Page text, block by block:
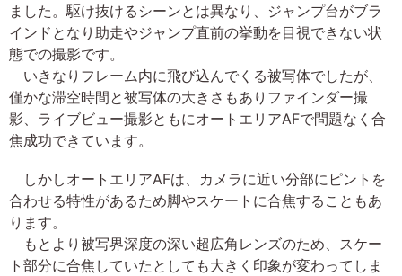
ました。駆け抜けるシーンとは異なり、ジャンプ台がブラ
インドとなり助走やジャンプ直前の挙動を目視できない状
態での撮影です。
いきなりフレーム内に飛び込んでくる被写体でしたが、
僅かな滞空時間と被写体の大きさもありファインダー撮
影、ライブビュー撮影ともにオートエリアAFで問題なく合
焦成功できています。
しかしオートエリアAFは、カメラに近い分部にピントを
合わせる特性があるため脚やスケートに合焦することもあ
ります。
もとより被写界深度の深い超広角レンズのため、スケー
ト部分に合焦していたとしても大きく印象が変わってしま